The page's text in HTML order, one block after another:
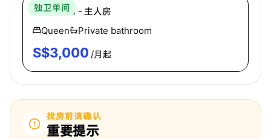
独卫单间
The Plaza - 主人房
Queen
Private bathroom
S$3,000 /月起
找房前请确认
重要提示